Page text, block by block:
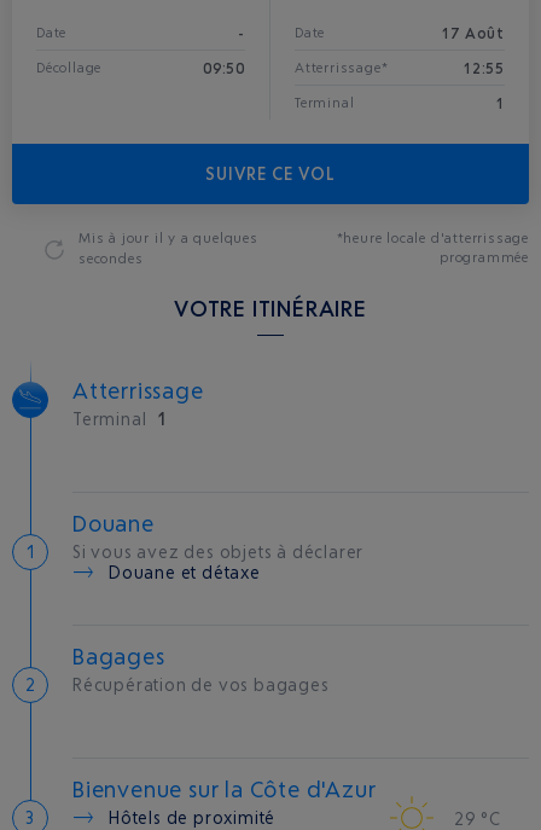
Date -
Décollage 09:50
Date 17 Août
Atterrissage* 12:55
Terminal 1
SUIVRE CE VOL
Mis à jour il y a quelques
secondes
*heure locale d'atterrissage
programmée
VOTRE ITINÉRAIRE
Atterrissage
Terminal 1
Douane
Si vous avez des objets à déclarer
Douane et détaxe
Bagages
Récupération de vos bagages
Bienvenue sur la Côte d'Azur
Hôtels de proximité 29 °C